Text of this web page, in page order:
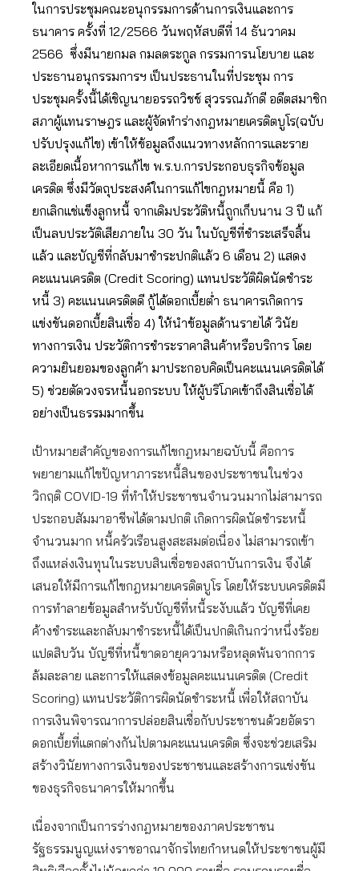
ในการประชุมคณะอนุกรรมการด้านการเงินและการ
ธนาคาร ครั้งที่ 12/2566 วันพฤหัสบดีที่ 14 ธันวาคม
2566 ซึ่งมีนายกมล กมลตระกูล กรรมการนโยบาย และ
ประธานอนุกรรมการฯ เป็นประธานในที่ประชุม การ
ประชุมครั้งนี้ได้เชิญนายอรรถวิชช์ สุวรรณภักดี อดีตสมาชิก
สภาผู้แทนราษฎร และผู้จัดทำร่างกฎหมายเครดิตบูโร(ฉบับ
ปรับปรุงแก้ไข) เข้าให้ข้อมูลถึงแนวทางหลักการและราย
ละเอียดเนื้อหาการแก้ไข พ.ร.บ.การประกอบธุรกิจข้อมูล
เครดิต ซึ่งมีวัตถุประสงค์ในการแก้ไขกฎหมายนี้ คือ 1)
ยกเลิกแช่แข็งลูกหนี้ จากเดิมประวัติหนี้ถูกเก็บนาน 3 ปี แก้
เป็นลบประวัติเสียภายใน 30 วัน ในบัญชีที่ชำระเสร็จสิ้น
แล้ว และบัญชีที่กลับมาชำระปกติแล้ว 6 เดือน 2) แสดง
คะแนนเครดิต (Credit Scoring) แทนประวัติผิดนัดชำระ
หนี้ 3) คะแนนเครดิตดี กู้ได้ดอกเบี้ยตํ่า ธนาคารเกิดการ
แข่งขันดอกเบี้ยสินเชื่อ 4) ให้นำข้อมูลด้านรายได้ วินัย
ทางการเงิน ประวัติการชำระราคาสินค้าหรือบริการ โดย
ความยินยอมของลูกค้า มาประกอบคิดเป็นคะแนนเครดิตได้
5) ช่วยตัดวงจรหนี้นอกระบบ ให้ผู้บริโภคเข้าถึงสินเชื่อได้
อย่างเป็นธรรมมากขึ้น
เป้าหมายสำคัญของการแก้ไขกฎหมายฉบับนี้ คือการ
พยายามแก้ไขปัญหาภาระหนี้สินของประชาชนในช่วง
วิกฤติ COVID-19 ที่ทำให้ประชาชนจำนวนมากไม่สามารถ
ประกอบสัมมาอาชีพได้ตามปกติ เกิดการผิดนัดชำระหนี้
จำนวนมาก หนี้ครัวเรือนสูงสะสมต่อเนื่อง ไม่สามารถเข้า
ถึงแหล่งเงินทุนในระบบสินเชื่อของสถาบันการเงิน จึงได้
เสนอให้มีการแก้ไขกฎหมายเครดิตบูโร โดยให้ระบบเครดิตมี
การทำลายข้อมูลสำหรับบัญชีที่หนี้ระงับแล้ว บัญชีที่เคย
ค้างชำระและกลับมาชำระหนี้ได้เป็นปกติเกินกว่าหนึ่งร้อย
แปดสิบวัน บัญชีที่หนี้ขาดอายุความหรือหลุดพ้นจากการ
ล้มละลาย และการให้แสดงข้อมูลคะแนนเครดิต (Credit
Scoring) แทนประวัติการผิดนัดชำระหนี้ เพื่อให้สถาบัน
การเงินพิจารณาการปล่อยสินเชื่อกับประชาชนด้วยอัตรา
ดอกเบี้ยที่แตกต่างกันไปตามคะแนนเครดิต ซึ่งจะช่วยเสริม
สร้างวินัยทางการเงินของประชาชนและสร้างการแข่งขัน
ของธุรกิจธนาคารให้มากขึ้น
เนื่องจากเป็นการร่างกฎหมายของภาคประชาชน
รัฐธรรมนูญแห่งราชอาณาจักรไทยกำหนดให้ประชาชนผู้มี